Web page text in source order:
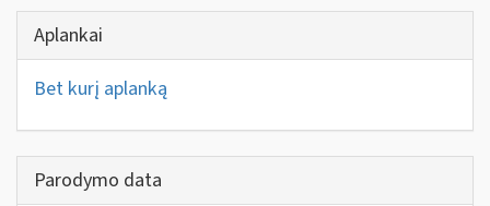
Aplankai
Bet kurį aplanką
Parodymo data